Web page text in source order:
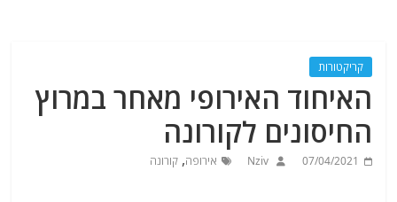
קריקטורות
האיחוד האירופי מאחר במרוץ
החיסונים לקורונה
07/04/2021
Nziv אירופה,קורונה